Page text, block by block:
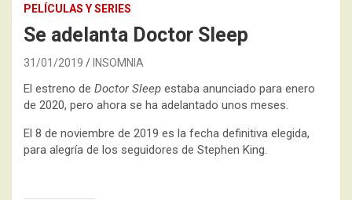
PELÍCULAS Y SERIES
Se adelanta Doctor Sleep
31/01/2019 INSOMNIA
El estreno de Doctor Sleep estaba anunciado para enero
de 2020, pero ahora se ha adelantado unos meses.
El 8 de noviembre de 2019 es la fecha definitiva elegida,
para alegría de los seguidores de Stephen King.